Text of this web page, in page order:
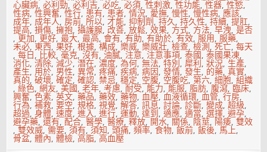
心臟病,必利勁,必利吉,必吃,必須,性刺激,性功能,性器,性慾,
性病,性興奮,性行, 患有, 患者,情況, 愛撫,慢性,慢性病,應該,
成年, 成年人,房前,所以,才能,抑制劑,持久,持久性,持續,提肛,
提高,損傷,擁抱,攝護腺, 改善,放鬆,效果, 方式, 方法,早洩,是否
, 更加, 更好,最大,最高, 會有,有助,有助於,有效,服用,服藥,
未必,東西,果好,根據,構成,樂威,樂威壯,檢查,檢測,死亡,每天
,每日, 比較,毫克,沒有,油膩, 注意, 注意事項,泰國,泰國果凍,
消化,清除,減少,潛在,濃度,為何,無法,特別,犀利,狀況,生產,
產生, 用於, 男性,異常,疼痛,疾病,病因,發情,發生, 的藥,真實,
真的,破壞,確定,確認,禁忌,穩定, 空腹, 空腹吃, 第六,細胞,組織
,綠色,網友,美國,老年,考慮,耐受,能力,能服,脂肪,腹瀉, 臨床,
興奮,色素,英文,藥品,藥效,藥物,血壓,血液循環,血管,行房,
行為,補救,要空,規格,視覺,解答,訊息,討論,診斷,變成,超級,
超過,身體,速度,進入,進行,運動,達到,適應,適當,選擇,避孕,
避孕藥,還有,配合,醫學,醫療,釋放, 開水, 關係, 陰莖, 陽痿,雙效
,雙效威,需要,須有,須知,頭痛,頻率,食物,飯前,飯後, 馬上,
骨盆,體內,體檢,高脂,高血壓